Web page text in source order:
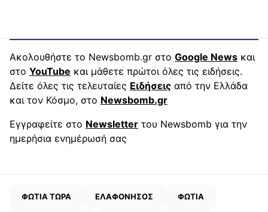
Ακολουθήστε το Newsbomb.gr στο Google News και
στο YouTube και μάθετε πρώτοι όλες τις ειδήσεις.
Δείτε όλες τις τελευταίες Ειδήσεις από την Ελλάδα
και τον Κόσμο, στο Newsbomb.gr
Εγγραφείτε στο Newsletter του Newsbomb για την
ημερήσια ενημέρωσή σας
ΦΩΤΙΑ ΤΩΡΑ ΕΛΑΦΟΝΗΣΟΣ ΦΩΤΙΑ